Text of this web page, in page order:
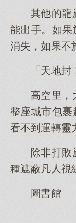
其他的龍
能出手。如果
消失，如果不
「天地封
高空里，
整座城市包裹
看不到運轉靈
除非打敗
種遮蔽凡人視
圖書館